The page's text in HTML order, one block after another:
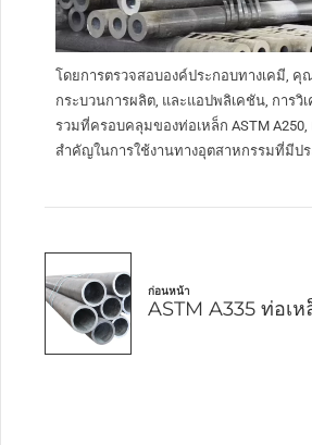
โดยการตรวจสอบองค์ประกอบทางเคมี, คุ
กระบวนการผลิต, และแอปพลิเคชัน, การวิ
รวมที่ครอบคลุมของท่อเหล็ก ASTM A250,
สำคัญในการใช้งานทางอุตสาหกรรมที่มีป
ก่อนหน้า
ASTM A335 ท่อเ